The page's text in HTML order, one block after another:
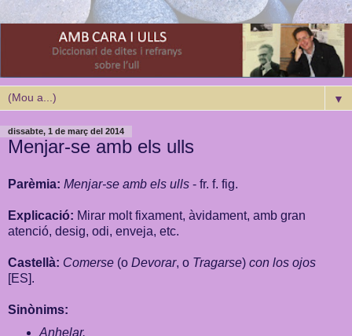
▼
dissabte, 1 de març del 2014
Menjar-se amb els ulls
Parèmia: Menjar-se amb els ulls - fr. f. fig.
Explicació: Mirar molt fixament, àvidament, amb gran
atenció, desig, odi, enveja, etc.
Castellà: Comerse (o Devorar, o Tragarse) con los ojos
[ES].
Sinònims:
Anhelar.